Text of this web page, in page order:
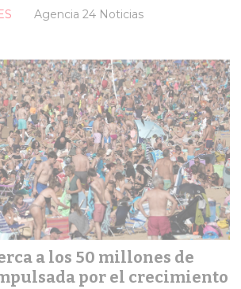
Agencia 24 Noticias
a los 50 millones de
por el crecimiento